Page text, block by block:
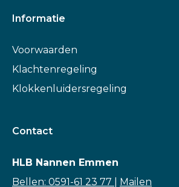
Informatie
Voorwaarden
Klachtenregeling
Klokkenluidersregeling
Contact
HLB Nannen Emmen
Bellen: 0591-61 23 77
Mailen